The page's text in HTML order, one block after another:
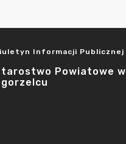
Informacji Publicznej
Powiatowe w